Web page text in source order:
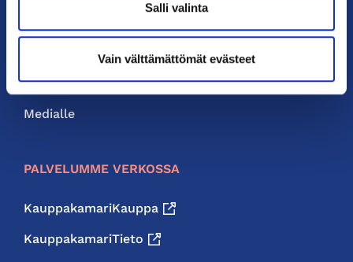
Salli valinta
Vain välttämättömät evästeet
Neuvonta ja palvelut
Jäsenedut
Medialle
PALVELUMME VERKOSSA
KauppakamariKauppa
KauppakamariTieto